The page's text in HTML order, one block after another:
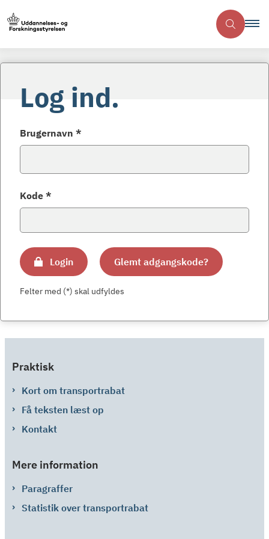
Log ind.
Brugernavn *
Kode *
Login Glemt adgangskode?
Felter med (*) skal udfyldes
Praktisk
Kort om transportrabat
Få teksten læst op
Kontakt
Mere information
Paragraffer
Statistik over transportrabat